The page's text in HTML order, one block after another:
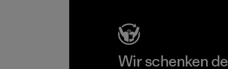
Wir schenken